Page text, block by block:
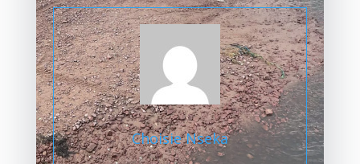
Choisie Nseka